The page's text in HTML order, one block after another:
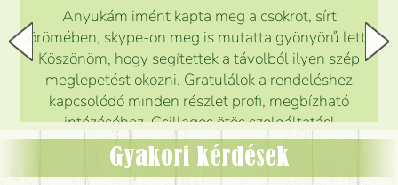
Anyukám imént kapta meg a csokrot, sírt
örömében, skype-on meg is mutatta gyönyörű lett.
Köszönöm, hogy segítettek a távolból ilyen szép
meglepetést okozni. Gratulálok a rendeléshez
kapcsolódó minden részlet profi, megbízható
intézéséhez. Csillagos ötös szolgáltatás!
Mónika
Gyakori kérdések